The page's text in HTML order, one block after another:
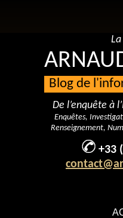
Blog de
De l’enquête à
Enquêtes,
Renseignement,
+33